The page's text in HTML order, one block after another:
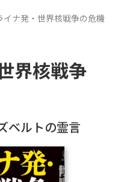
イナ発・世界核戦争の危機
界核戦争
ベルトの霊言